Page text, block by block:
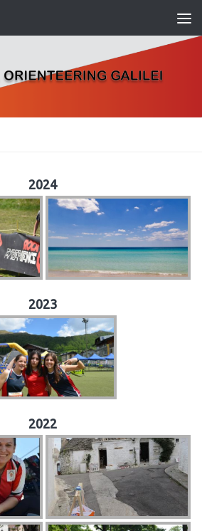
2024
2023
2022